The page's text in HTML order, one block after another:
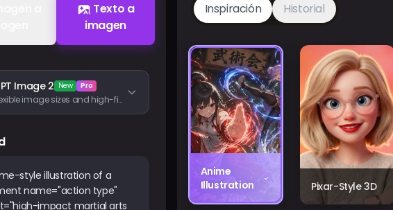
Texto a
imagen
Image 2 New Pro
Flexible image sizes and high-fidelity image inputs
Inspiración Historial
Anime
Illustration
Pixar-Style 3D